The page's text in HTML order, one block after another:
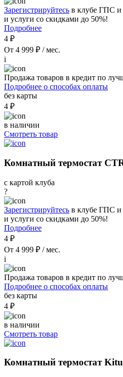
Зарегистрируйтесь в клубе ГПС и
и услуги со скидками до 50%!
Подробнее
4 ₽
От 4 999 ₽ / мес.
i
Продажа товаров в кредит по
Подробнее о способах оплаты
без карты
4 ₽
в наличии
Смотреть товар
Комнатный термостат
с картой клуба
?
Зарегистрируйтесь в клубе ГПС и
и услуги со скидками до 50%!
Подробнее
4 ₽
От 4 999 ₽ / мес.
i
Продажа товаров в кредит по
Подробнее о способах оплаты
без карты
4 ₽
в наличии
Смотреть товар
Комнатный термостат